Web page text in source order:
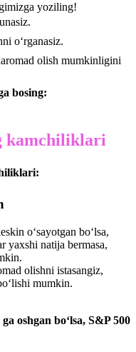
yoziling!
o‘rganasiz.
olish mumkinligini
bosing:
kamchiliklari
o‘sayotgan bo‘lsa,
yaxshi natija bermasa,
olishni istasangiz,
mumkin.
oshgan bo‘lsa, S&P 500